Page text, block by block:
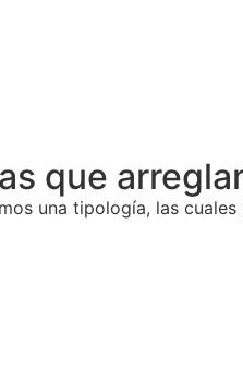
que
una tipología, las